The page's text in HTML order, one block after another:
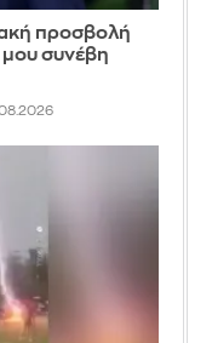
προσβολή
συνέβη